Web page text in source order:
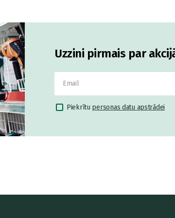
Uzzini pirmais par
Piekrītu personas datu apstrādei